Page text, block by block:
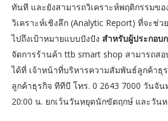
ทันที และยังสามารถวิเคราะห์พฤติกรรมขอ
วิเคราะห์เชิงลึก (Analytic Report) ที่จะช่
ไปถึงเป้าหมายแบบปังปัง สำหรับผู้ประกอบ
จัดการร้านค้า ttb smart shop สามารถสอ
ได้ที่ เจ้าหน้าที่บริหารความสัมพันธ์ลูกค้าธุ
ลูกค้าธุรกิจ ทีทีบี โทร. 0 2643 7000 วันจัน
20:00 น. ยกเว้นวันหยุดนักขัตฤกษ์ และวัน